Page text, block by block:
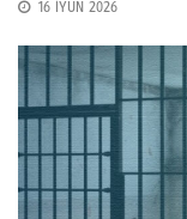
16 İYUN 2026